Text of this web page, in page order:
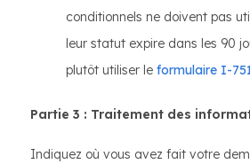
conditionnels ne doivent pas
leur statut expire dans les 90
plutôt utiliser le formulaire I-
Partie 3 : Traitement des
Indiquez où vous avez fait votre